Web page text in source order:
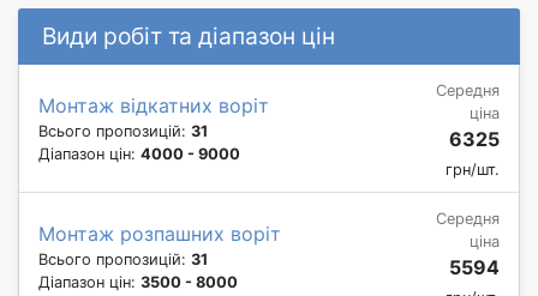
Види робіт та діапазон цін
Монтаж відкатних воріт
Всього пропозицій: 31
Діапазон цін: 4000 - 9000
Середня
ціна
6325
грн/шт.
Монтаж розпашних воріт
Всього пропозицій: 31
Діапазон цін: 3500 - 8000
Середня
ціна
5594